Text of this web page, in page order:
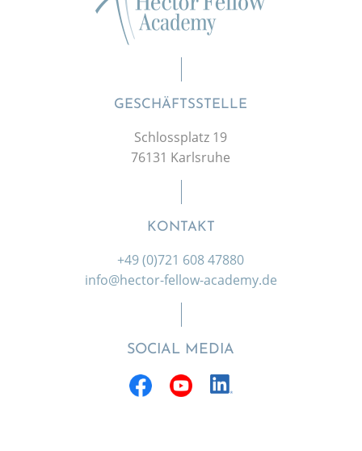
GESCHÄFTSSTELLE
Schlossplatz 19
76131 Karlsruhe
KONTAKT
+49 (0)721 608 47880
info@hector-fellow-academy.de
SOCIAL MEDIA